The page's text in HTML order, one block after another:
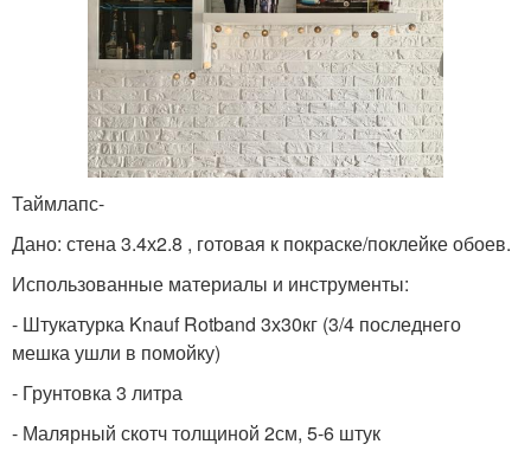
Таймлапс-
Дано: стена 3.4х2.8 , готовая к покраске/поклейке обоев.
Использованные материалы и инструменты:
- Штукатурка Knauf Rotband 3х30кг (3/4 последнего
мешка ушли в помойку)
- Грунтовка 3 литра
- Малярный скотч толщиной 2см, 5-6 штук